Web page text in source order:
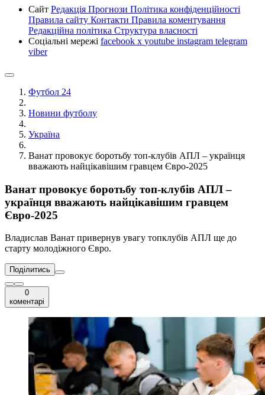
Сайт Редакція Прогнози Політика конфіденційності
Правила сайту Контакти Правила коментування
Редакційна політика Структура власності
Соціальні мережі facebook x youtube instagram telegram
viber
Футбол 24
Новини футболу
Україна
Ванат провокує боротьбу топ-клубів АПЛ – українця
вважають найцікавішим гравцем Євро-2025
Ванат провокує боротьбу топ-клубів АПЛ –
українця вважають найцікавішим гравцем
Євро-2025
Владислав Ванат привернув увагу топклубів АПЛ ще до
старту молодіжного Євро.
Поділитись
0
коментарі